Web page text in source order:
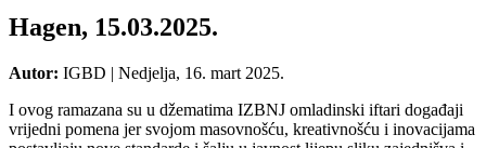
Hagen, 15.03.2025.
Autor: IGBD | Nedjelja, 16. mart 2025.
I ovog ramazana su u džematima IZBNJ omladinski iftari događaji
vrijedni pomena jer svojom masovnošću, kreativnošću i inovacijama